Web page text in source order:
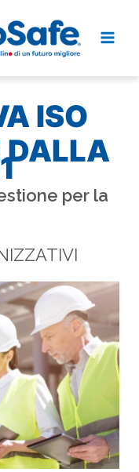
di decessi sul
dei clienti e
fornitori
brand